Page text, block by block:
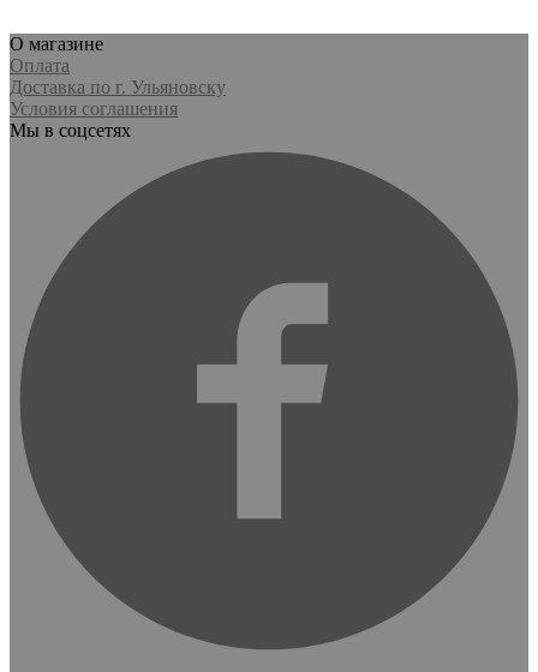
О магазине
Оплата
Доставка по г. Ульяновску
Условия соглашения
Мы в соцсетях